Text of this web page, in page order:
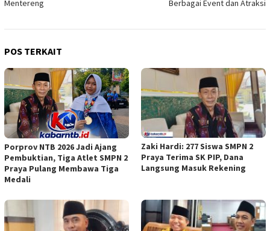
Mentereng
Berbagai Event dan Atraksi
POS TERKAIT
Porprov NTB 2026 Jadi Ajang
Pembuktian, Tiga Atlet SMPN 2
Praya Pulang Membawa Tiga
Medali
Zaki Hardi: 277 Siswa SMPN 2
Praya Terima SK PIP, Dana
Langsung Masuk Rekening